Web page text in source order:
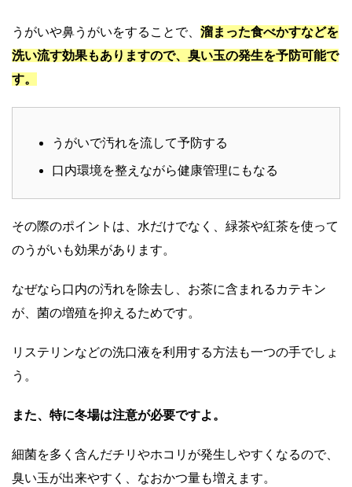
うがいや鼻うがいをすることで、 溜まった食べかすなどを
洗い流す効果もありますので、臭い玉の発生を予防可能で
す。
うがいで汚れを流して予防する
口内環境を整えながら健康管理にもなる
その際のポイントは、水だけでなく、緑茶や紅茶を使って
のうがいも効果があります。
なぜなら口内の汚れを除去し、お茶に含まれるカテキン
が、菌の増殖を抑えるためです。
リステリンなどの洗口液を利用する方法も一つの手でしょ
う。
また、特に冬場は注意が必要ですよ。
細菌を多く含んだチリやホコリが発生しやすくなるので、
臭い玉が出来やすく、なおかつ量も増えます。